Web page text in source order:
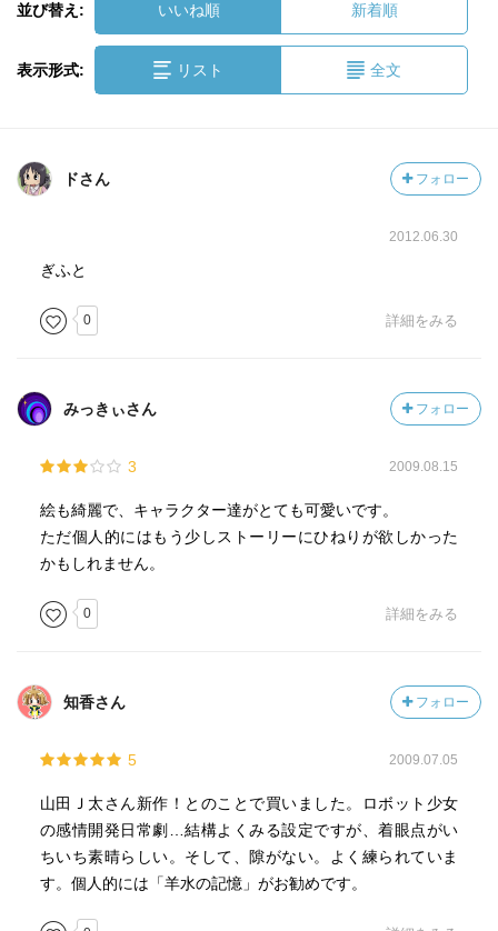
並び替え: いいね順 新着順
表示形式: リスト 全文
ドさん フォロー
2012.06.30
ぎふと
0 詳細をみる
みっきぃさん フォロー
3 2009.08.15
絵も綺麗で、キャラクター達がとても可愛いです。
ただ個人的にはもう少しストーリーにひねりが欲しかった
かもしれません。
0 詳細をみる
知香さん フォロー
5 2009.07.05
山田Ｊ太さん新作！とのことで買いました。ロボット少女
の感情開発日常劇…結構よくみる設定ですが、着眼点がい
ちいち素晴らしい。そして、隙がない。よく練られていま
す。個人的には「羊水の記憶」がお勧めです。